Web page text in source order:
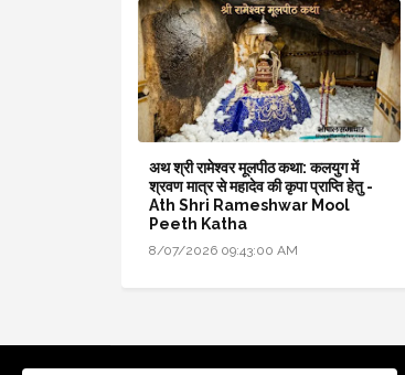
अथ श्री रामेश्वर मूलपीठ कथा: कलयुग में
श्रवण मात्र से महादेव की कृपा प्राप्ति हेतु -
Ath Shri Rameshwar Mool
Peeth Katha
8/07/2026 09:43:00 AM